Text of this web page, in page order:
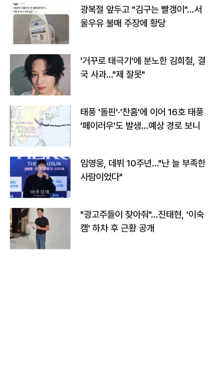
광복절 앞두고 "김구는 빨갱이"…서
울우유 불매 주장에 황당
'거꾸로 태극기'에 분노한 김희철, 결
국 사과…"제 잘못"
태풍 '돌핀'·'찬홈'에 이어 16호 태풍
'페이러우'도 발생…예상 경로 보니
임영웅, 데뷔 10주년…"난 늘 부족한
사람이었다"
"광고주들이 찾아줘"…진태현, '이숙
캠' 하차 후 근황 공개